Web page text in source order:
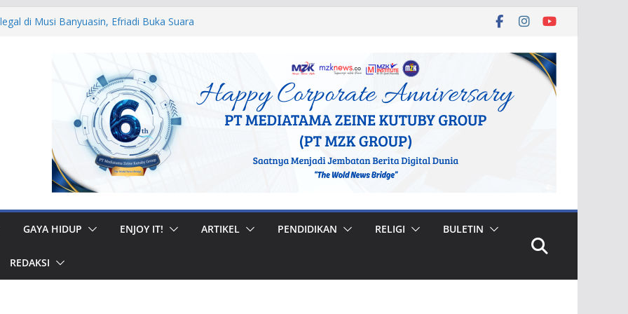
di Musi Banyuasin, Efriadi Buka Suara
Rumah di Gunung Kerinci, Anggota
Pastikan Bantuan Tepat Sasaran
RW, Bupati Bursah Zarnubi Inisiasi
di Kota Lahat
Muhidi Ajak Masyarakat Bangun
untuk Jaga Ketertiban Sosial
GAYA HIDUP ENJOY IT! ARTIKEL PENDIDIKAN RELIGI BULETIN
REDAKSI